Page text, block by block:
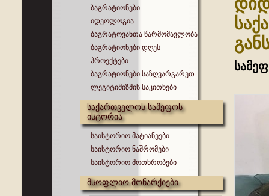
ბაგრატიონები
იდეოლოგია
ბაგრატოვანთა წარმომავლობა
ბაგრატიონები დღეს
პროექტები
ბაგრატიონები საზღვარგარეთ
ლეგიტიმიზმის საკითხები
საქართველოს სამეფოს
ისტორია
საისტორიო მატიანეები
საისტორიო ნაშრომები
საისტორიო მოთხრობები
მსოფლიო მონარქიები